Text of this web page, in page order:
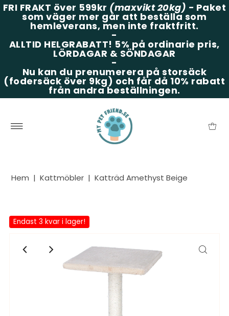
FRI FRAKT över 599kr (maxvikt 20kg) - Paket
som väger mer går att beställa som
hemleverans, men inte fraktfritt.
-
ALLTID HELGRABATT! 5% på ordinarie pris,
LÖRDAGAR & SÖNDAGAR
-
Nu kan du prenumerera på storsäck
(fodersäck över 9kg) och får då 10% rabatt
från andra beställningen.
Hem | Kattmöbler | Katträd Amethyst Beige
Endast 3 kvar i lager!